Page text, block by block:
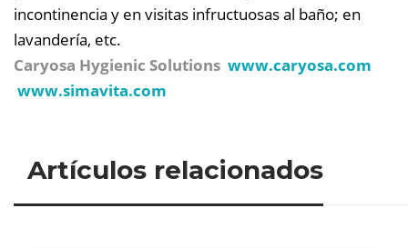
incontinencia y en visitas infructuosas al baño; en
lavandería, etc.
Caryosa Hygienic Solutions www.caryosa.com
www.simavita.com
Artículos relacionados